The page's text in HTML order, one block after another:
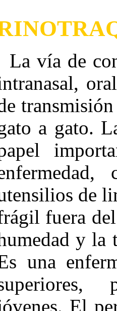
La vía de
a gato.
de
fuera
y la
una
El